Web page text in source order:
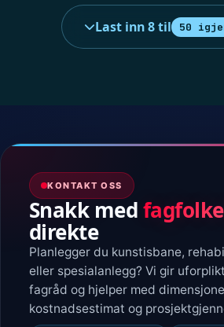
Last inn 8 til 50
KONTAKT OSS
Snakk med
direkte
Planlegger du kunstisbane,
eller spesialanlegg? Vi gir
fagråd og hjelper med
kostnadsestimat og